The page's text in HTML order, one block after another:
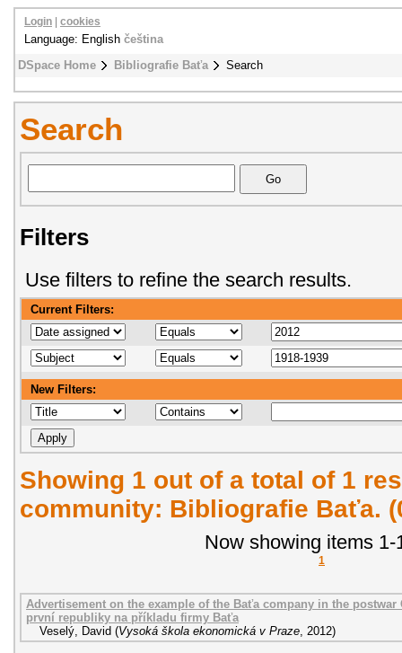
DSpace Home Bibliografie Baťa Search
Login cookies
Language: English čeština
Search
Filters
Use filters to refine the search results.
Current Filters:
New Filters:
Showing 1 out of a total of 1
community: Bibliografie Baťa.
Now showing items 1-
1
Advertisement on the example of the Baťa company in the
první republiky na příkladu firmy Baťa
Veselý, David (Vysoká škola ekonomická v Praze, 2012)